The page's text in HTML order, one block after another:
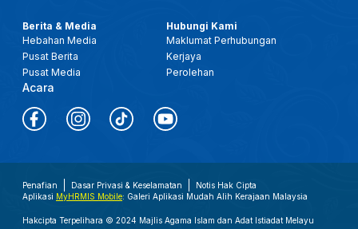
Berita & Media
Hebahan Media
Pusat Berita
Pusat Media
Acara
Hubungi Kami
Maklumat Perhubungan
Kerjaya
Perolehan
Penafian Dasar Privasi & Keselamatan
Notis Hak Cipta
Aplikasi MyHRMIS Mobile: Galeri Aplikasi Mudah Alih Kerajaan Malaysia
Hakcipta Terpelihara © 2024 Majlis Agama Islam dan Adat Istiadat Melayu